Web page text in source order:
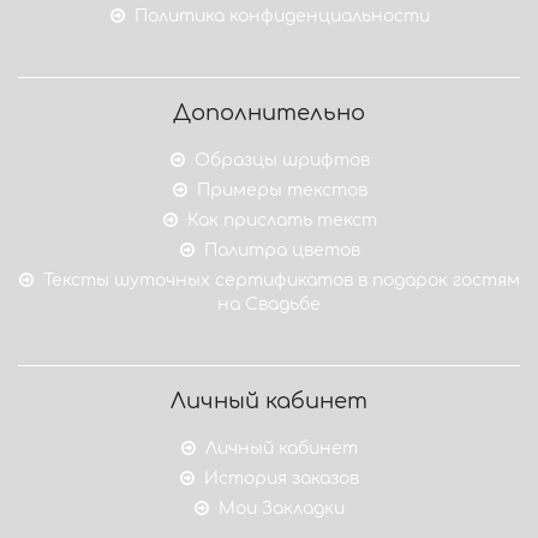
Политика конфиденциальности
Дополнительно
Образцы шрифтов
Примеры текстов
Как прислать текст
Палитра цветов
Тексты шуточных сертификатов в подарок гостям
на Свадьбе
Личный кабинет
Личный кабинет
История заказов
Мои Закладки